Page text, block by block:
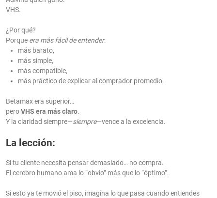
VHS.
¿Por qué?
Porque era más fácil de entender:
más barato,
más simple,
más compatible,
más práctico de explicar al comprador promedio.
Betamax era superior…
peroVHS era más claro.
Y la claridad siempre—siempre—vence a la excelencia.
La lección:
Si tu cliente necesita pensar demasiado… no compra.
El cerebro humano ama lo “obvio” más que lo “óptimo”.
Si esto ya te movió el piso, imagina lo que pasa cuando entiendes